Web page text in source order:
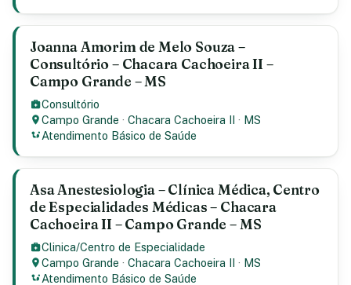
Joanna Amorim de Melo Souza –
Consultório – Chacara Cachoeira II –
Campo Grande – MS
Consultório
Campo Grande ·Chacara Cachoeira II · MS
Atendimento Básico de Saúde
Asa Anestesiologia – Clínica Médica, Centro
de Especialidades Médicas – Chacara
Cachoeira II – Campo Grande – MS
Clinica/Centro de Especialidade
Campo Grande ·Chacara Cachoeira II · MS
Atendimento Básico de Saúde